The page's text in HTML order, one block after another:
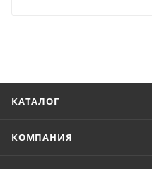
КАТАЛОГ
КОМПАНИЯ